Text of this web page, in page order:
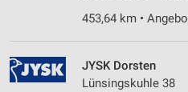
453,64 km •
JYSK Dorsten
Lünsingskuhle 38
Kombinationen von Daten aus
Entwicklung und Verbesserung